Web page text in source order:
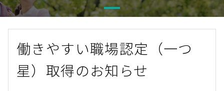
働きやすい職場認定（一つ
星）取得のお知らせ